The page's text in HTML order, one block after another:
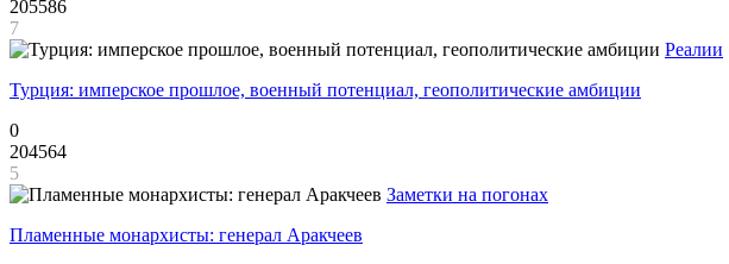
205586
7
Реалии
Турция: имперское прошлое, военный потенциал, геополитические амбиции
0
204564
5
Заметки на погонах
Пламенные монархисты: генерал Аракчеев